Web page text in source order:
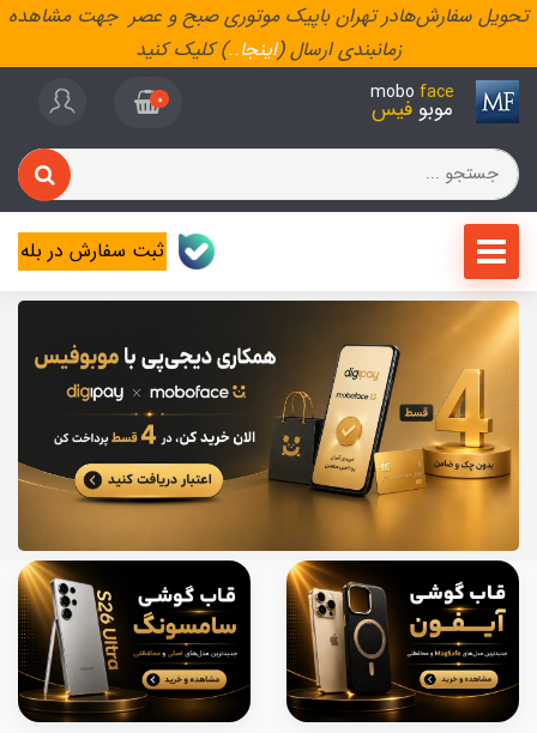
تحویل سفارش‌هادر تهران باپیک موتوری صبح و عصر جهت مشاهده
زمانبندی ارسال (اینجا..) کلیک کنید
mobo face
موبو فیس 0
ثبت سفارش در بله